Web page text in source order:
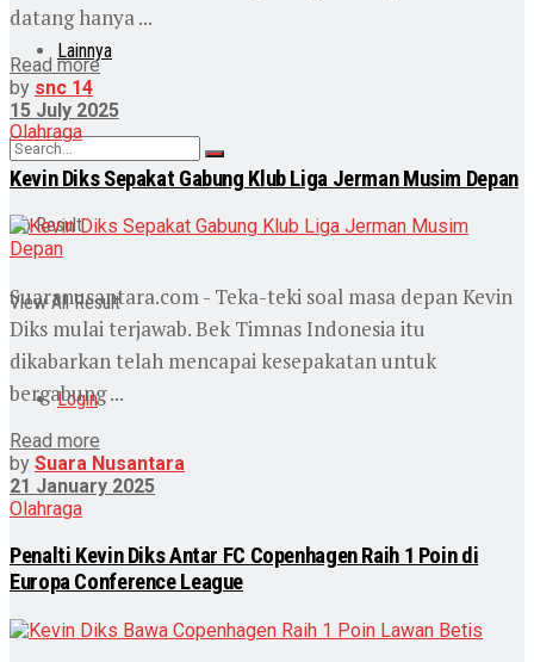
Lainnya
No Result
View All Result
Login
datang hanya ...
Read more
by snc 14
15 July 2025
Olahraga
Kevin Diks Sepakat Gabung Klub Liga Jerman Musim Depan
Suaranusantara.com - Teka-teki soal masa depan Kevin
Diks mulai terjawab. Bek Timnas Indonesia itu
dikabarkan telah mencapai kesepakatan untuk
bergabung ...
Read more
by Suara Nusantara
21 January 2025
Olahraga
Penalti Kevin Diks Antar FC Copenhagen Raih 1 Poin di
Europa Conference League